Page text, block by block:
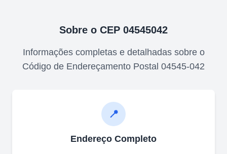
Sobre o CEP 04545042
Informações completas e detalhadas sobre o
Código de Endereçamento Postal 04545-042
📍
Endereço Completo